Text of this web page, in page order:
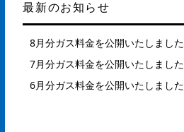
最新のお知らせ
8月分ガス料金を公開いたしました
7月分ガス料金を公開いたしました
6月分ガス料金を公開いたしました